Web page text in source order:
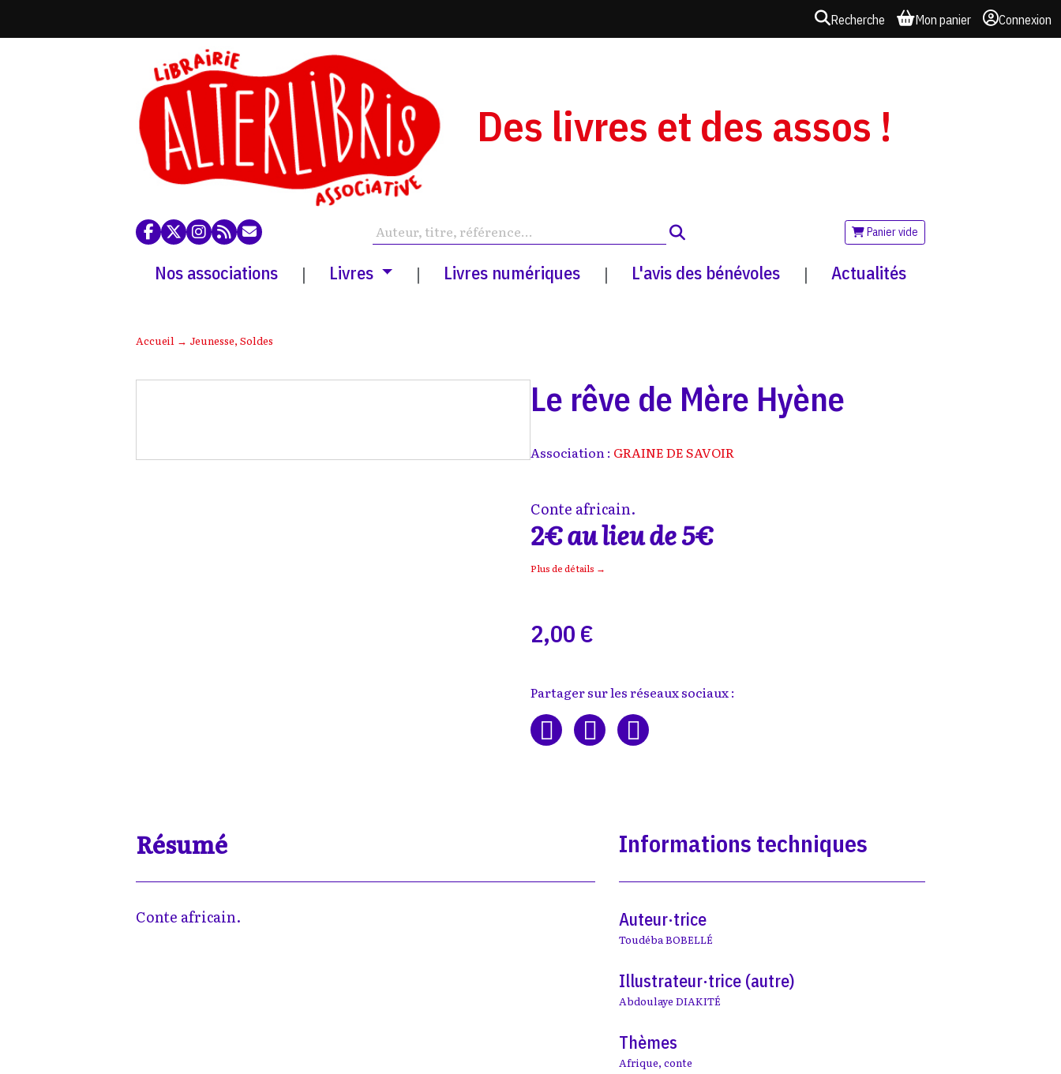
Recherche Mon panier Connexion
Des livres et des assos !
Panier vide
Nos associations | Livres | Livres numériques | L'avis des bénévoles | Actualités
Accueil → Jeunesse, Soldes
Le rêve de Mère Hyène
Association : GRAINE DE SAVOIR
Conte africain.
2€ au lieu de 5€
Plus de détails →
2,00 €
Partager sur les réseaux sociaux :
Résumé
Conte africain.
Informations techniques
Auteur·trice
Toudéba BOBELLÉ
Illustrateur·trice (autre)
Abdoulaye DIAKITÉ
Thèmes
Afrique, conte